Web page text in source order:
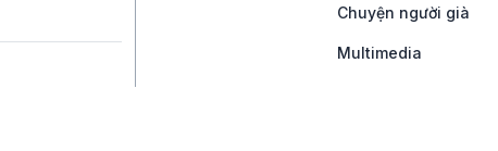
Chuyện người già
Multimedia